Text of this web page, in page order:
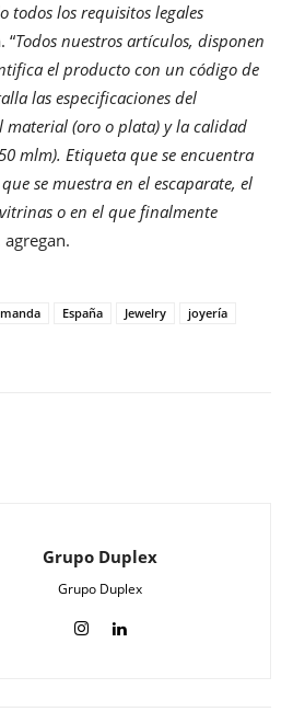
todos los requisitos legales
“Todos nuestros artículos, disponen
el producto con un código de
las especificaciones del
(oro o plata) y la calidad
mlm). Etiqueta que se encuentra
se muestra en el escaparate, el
o en el que finalmente
agregan.
España Jewelry
joyería
Grupo Duplex
Grupo Duplex